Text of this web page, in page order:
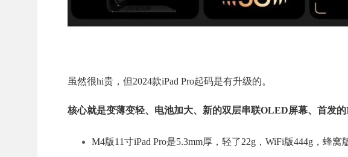
虽然很hi贵，但2024款iPad Pro起码是有升级的。
核心就是变薄变轻、电池加大、新的双层串联OLED屏幕、首发
M4版11寸iPad Pro是5.3mm厚，轻了22g，WiFi版444g，蜂窝